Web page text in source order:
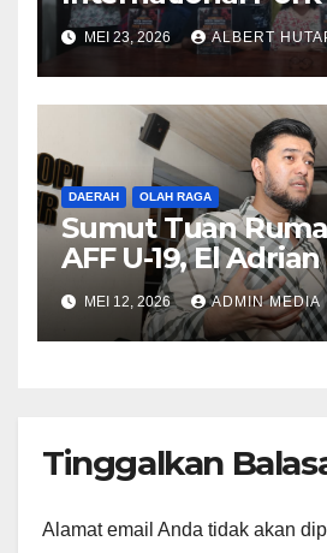
Gelar Rapat Final
Acara Agustus
MEI 23, 2026 ALBERT
DAERAH OLAH RAGA
Sumut Tuan
AFF U-19, El
Masyarakat Jadi
Sejarah
MEI 12, 2026 ADMIN MEDIA
Tinggalkan
Alamat email Anda tidak akan